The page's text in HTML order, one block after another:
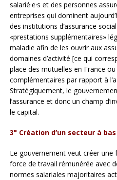
salarié·e·s et des personnes
entreprises qui dominent
des institutions d’assurance
«prestations supplémentaires»
maladie afin de les ouvrir aux
domaines d’activité [ce qui
place des mutuelles en France
complémentaires par rapport à
Stratégiquement, le
l’assurance et donc un champ
le capital.
3° Création d’un secteur à
Le gouvernement veut créer une
force de travail rémunérée avec
normes salariales majoritaires